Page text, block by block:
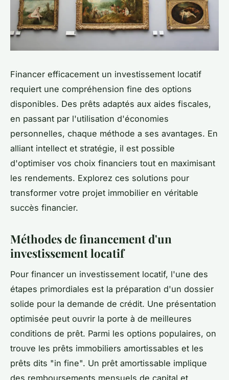
Financer efficacement un investissement locatif
requiert une compréhension fine des options
disponibles. Des prêts adaptés aux aides fiscales,
en passant par l'utilisation d'économies
personnelles, chaque méthode a ses avantages. En
alliant intellect et stratégie, il est possible
d'optimiser vos choix financiers tout en maximisant
les rendements. Explorez ces solutions pour
transformer votre projet immobilier en véritable
succès financier.
Méthodes de financement d'un
investissement locatif
Pour financer un investissement locatif, l'une des
étapes primordiales est la préparation d'un dossier
solide pour la demande de crédit. Une présentation
optimisée peut ouvrir la porte à de meilleures
conditions de prêt. Parmi les options populaires, on
trouve les prêts immobiliers amortissables et les
prêts dits "in fine". Un prêt amortissable implique
des remboursements mensuels de capital et